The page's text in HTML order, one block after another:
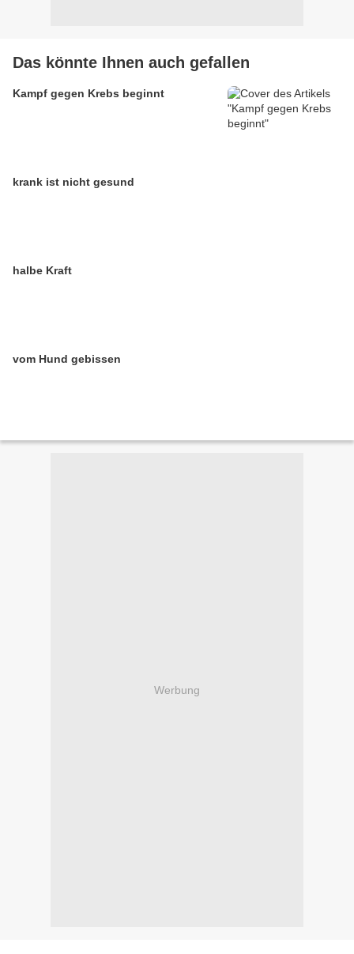
Das könnte Ihnen auch gefallen
Kampf gegen Krebs beginnt
krank ist nicht gesund
halbe Kraft
vom Hund gebissen
Werbung